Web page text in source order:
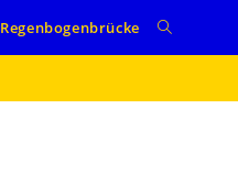
Regenbogenbrücke